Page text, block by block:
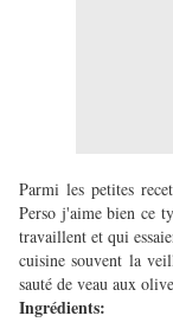
Parmi les petites
Perso j'aime bien ce
travaillent et qui
cuisine souvent la
sauté de veau aux
Ingrédients: